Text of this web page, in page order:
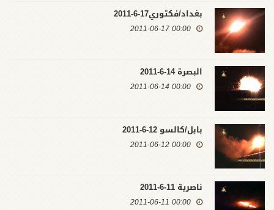
بغداد/فكتوري17-6-2011
00:00 2011-06-17
البصرة 14-6-2011
00:00 2011-06-14
بابل/كالسو 12-6-2011
00:00 2011-06-12
ناصرية 11-6-2011
00:00 2011-06-11